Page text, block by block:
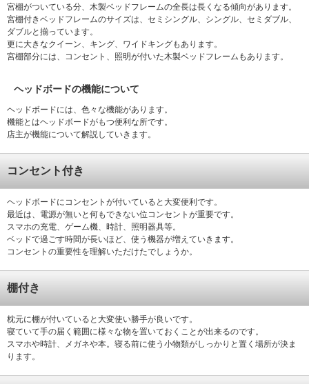
宮棚がついている分、木製ベッドフレームの全長は長くなる傾向があります。
宮棚付きベッドフレームのサイズは、セミシングル、シングル、セミダブル、
ダブルと揃っています。
更に大きなクイーン、キング、ワイドキングもあります。
宮棚部分には、コンセント、照明が付いた木製ベッドフレームもあります。
ヘッドボードの機能について
ヘッドボードには、色々な機能があります。
機能とはヘッドボードがもつ便利な所です。
店主が機能について解説していきます。
コンセント付き
ヘッドボードにコンセントが付いていると大変便利です。
最近は、電源が無いと何もできない位コンセントが重要です。
スマホの充電、ゲーム機、時計、照明器具等。
ベッドで過ごす時間が長いほど、使う機器が増えていきます。
コンセントの重要性を理解いただけたでしょうか。
棚付き
枕元に棚が付いていると大変使い勝手が良いです。
寝ていて手の届く範囲に様々な物を置いておくことが出来るのです。
スマホや時計、メガネや本。寝る前に使う小物類がしっかりと置く場所が決ま
ります。